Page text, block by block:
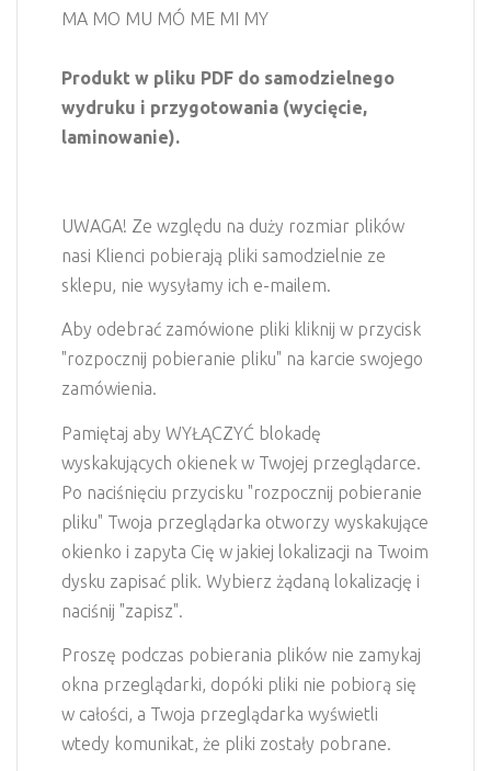
MA MO MU MÓ ME MI MY
Produkt w pliku PDF do samodzielnego
wydruku i przygotowania (wycięcie,
laminowanie).
UWAGA! Ze względu na duży rozmiar plików
nasi Klienci pobierają pliki samodzielnie ze
sklepu, nie wysyłamy ich e-mailem.
Aby odebrać zamówione pliki kliknij w przycisk
"rozpocznij pobieranie pliku" na karcie swojego
zamówienia.
Pamiętaj aby WYŁĄCZYĆ blokadę
wyskakujących okienek w Twojej przeglądarce.
Po naciśnięciu przycisku "rozpocznij pobieranie
pliku" Twoja przeglądarka otworzy wyskakujące
okienko i zapyta Cię w jakiej lokalizacji na Twoim
dysku zapisać plik. Wybierz żądaną lokalizację i
naciśnij "zapisz".
Proszę podczas pobierania plików nie zamykaj
okna przeglądarki, dopóki pliki nie pobiorą się
w całości, a Twoja przeglądarka wyświetli
wtedy komunikat, że pliki zostały pobrane.